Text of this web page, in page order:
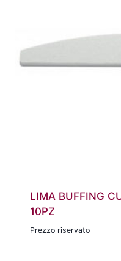
LIMA BUFFING
10PZ
Prezzo riservato